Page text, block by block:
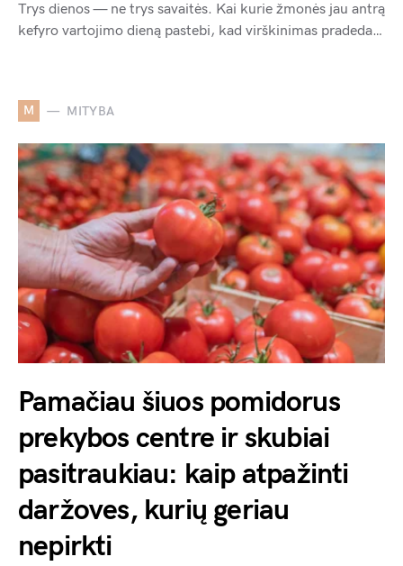
Trys dienos — ne trys savaitės. Kai kurie žmonės jau antrą
kefyro vartojimo dieną pastebi, kad virškinimas pradeda…
M MITYBA
Pamačiau šiuos pomidorus
prekybos centre ir skubiai
pasitraukiau: kaip atpažinti
daržoves, kurių geriau
nepirkti